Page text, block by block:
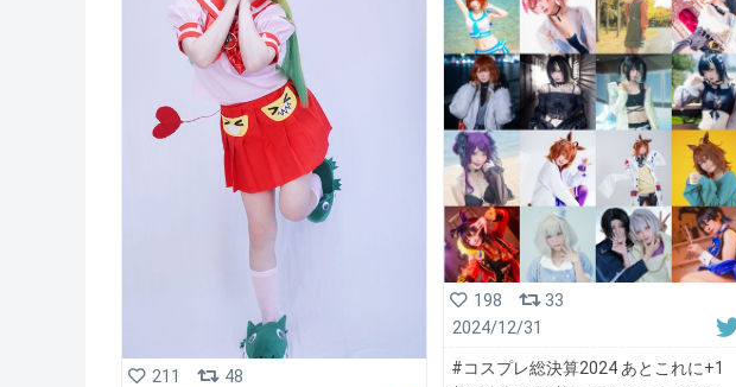
211
48
198
33
2024/12/31
#コスプレ総決算2024 あとこれに+1